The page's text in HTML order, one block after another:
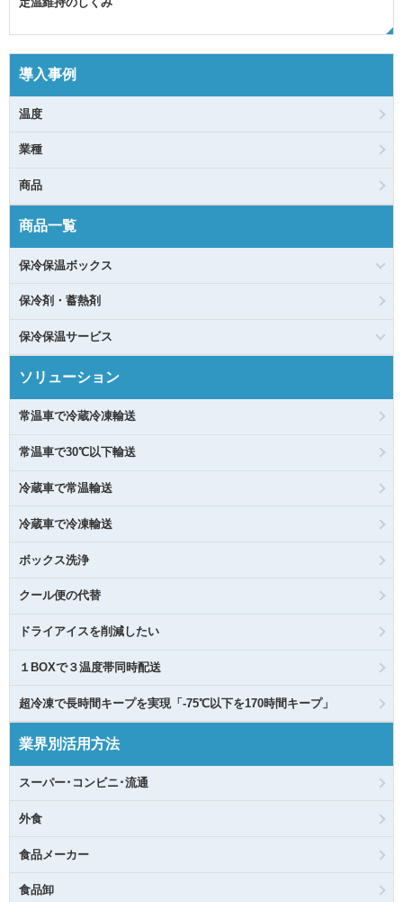
導入事例
温度
業種
商品
商品一覧
保冷保温ボックス
保冷剤・蓄熱剤
保冷保温サービス
ソリューション
常温車で冷蔵冷凍輸送
常温車で30℃以下輸送
冷蔵車で常温輸送
冷蔵車で冷凍輸送
ボックス洗浄
クール便の代替
ドライアイスを削減したい
１BOXで３温度帯同時配送
超冷凍で長時間キープを実現「-75℃以下を170時間キープ」
業界別活用方法
スーパー･コンビニ･流通
外食
食品メーカー
食品卸